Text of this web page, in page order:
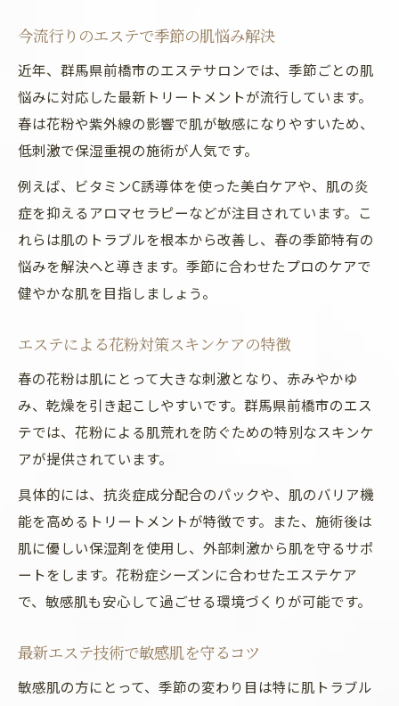
今流行りのエステで季節の肌悩み解決
近年、群馬県前橋市のエステサロンでは、季節ごとの肌
悩みに対応した最新トリートメントが流行しています。
春は花粉や紫外線の影響で肌が敏感になりやすいため、
低刺激で保湿重視の施術が人気です。
例えば、ビタミンC誘導体を使った美白ケアや、肌の炎
症を抑えるアロマセラピーなどが注目されています。こ
れらは肌のトラブルを根本から改善し、春の季節特有の
悩みを解決へと導きます。季節に合わせたプロのケアで
健やかな肌を目指しましょう。
エステによる花粉対策スキンケアの特徴
春の花粉は肌にとって大きな刺激となり、赤みやかゆ
み、乾燥を引き起こしやすいです。群馬県前橋市のエス
テでは、花粉による肌荒れを防ぐための特別なスキンケ
アが提供されています。
具体的には、抗炎症成分配合のパックや、肌のバリア機
能を高めるトリートメントが特徴です。また、施術後は
肌に優しい保湿剤を使用し、外部刺激から肌を守るサポ
ートをします。花粉症シーズンに合わせたエステケア
で、敏感肌も安心して過ごせる環境づくりが可能です。
最新エステ技術で敏感肌を守るコツ
敏感肌の方にとって、季節の変わり目は特に肌トラブル